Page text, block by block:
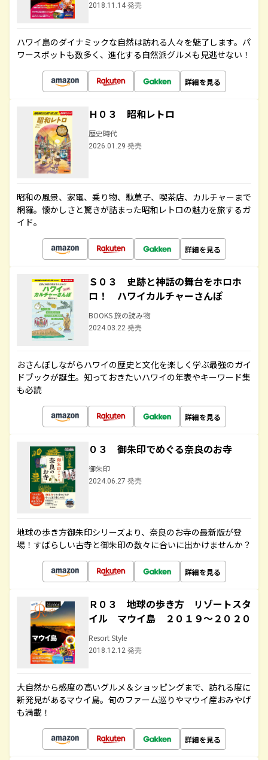
2018.11.14 発売
ハワイ島のダイナミックな自然は訪れる人々を魅了します。パ
ワースポットも数多く、進化する自然派グルメも見逃せない！
詳細を見る
Ｈ０３ 昭和レトロ
歴史時代
2026.01.29 発売
昭和の風景、家電、乗り物、駄菓子、喫茶店、カルチャーまで
網羅。懐かしさと驚きが詰まった昭和レトロの魅力を旅するガ
イド。
詳細を見る
Ｓ０３ 史跡と神話の舞台をホロホ
ロ！ ハワイカルチャーさんぽ
BOOKS 旅の読み物
2024.03.22 発売
おさんぽしながらハワイの歴史と文化を楽しく学ぶ最強のガイ
ドブックが誕生。知っておきたいハワイの年表やキーワード集
も必読
詳細を見る
０３ 御朱印でめぐる奈良のお寺
御朱印
2024.06.27 発売
地球の歩き方御朱印シリーズより、奈良のお寺の最新版が登
場！すばらしい古寺と御朱印の数々に合いに出かけませんか？
詳細を見る
Ｒ０３ 地球の歩き方 リゾートスタ
イル マウイ島 ２０１９～２０２０
Resort Style
2018.12.12 発売
大自然から感度の高いグルメ＆ショッピングまで、訪れる度に
新発見があるマウイ島。旬のファーム巡りやマウイ産おみやげ
も満載！
詳細を見る